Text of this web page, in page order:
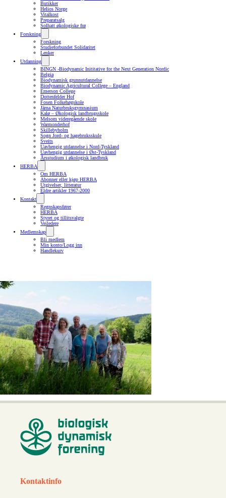
Butikker
Helios Norge
Vitalkost
Preparatsalg
Solhatt økologiske frø
Forskning
Forskning
Studieforbundet Solidaritet
Lenker
Utdanning
BINGN -Biodynamic Inititative for the Next Generation Nordic
Belgia
Biodynamisk grunnutdannelse
Biodynamic Agricultural College – England
Emerson College
Dottenfelder Hof
Fosen Folkehøgskole
Järna Naturbruksgymnasium
Kalø – Økologisk landbrugsskole
Melsom videregående skole
Warmonderhof
Skillebyholm
Sogn Jord- og hagebruksskule
Sveits
Uavhengig utdannelse i Nord-Tyskland
Uavhengig utdannelse i Øst-Tyskland
Årsstudium i økologisk landbruk
HERBA
Om HERBA
Abonner eller kjøp HERBA
Utgivelser, litteratur
Eldre artikler 1967-2000
Kontakt
Regnskapsfører
HERBA
Styret og tillitsvalgte
Veiledere
Medlemskap
Bli medlem
Min konto/Logg inn
Handlekurv
Kontaktinfo